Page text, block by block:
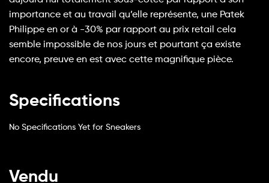
importance et au travail qu’elle représente, une Patek
Philippe en or à -30% par rapport au prix retail cela
semble impossible de nos jours et pourtant ça existe
encore, preuve en est avec cette magnifique pièce.
Specifications
No Specifications Yet for Sneakers
Vendu